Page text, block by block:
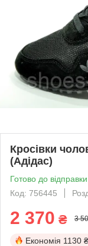
Кросівки
(Адідас)
Готово до відправки
Код: 756445
2 370 ₴ 3
Економія 1130 ₴